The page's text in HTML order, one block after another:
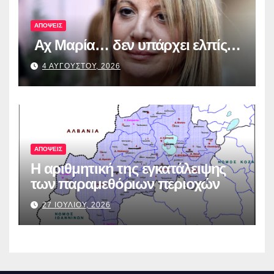
ΑΠΟΨΕΙΣ
Αχ Μαρία… δεν υπάρχει ελπίς…
4 ΑΥΓΟΥΣΤΟΥ, 2026
ΑΠΟΨΕΙΣ
Η αριθμητική της εγκατάλειψης
των παραμεθόριων περιοχών
27 ΙΟΥΛΙΟΥ, 2026